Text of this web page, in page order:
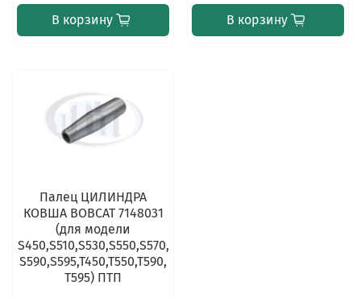
В корзину В корзину
Палец ЦИЛИНДРА
КОВША BOBCAT 7148031
(для модели
S450,S510,S530,S550,S570,
S590,S595,T450,T550,T590,
T595) ПТП